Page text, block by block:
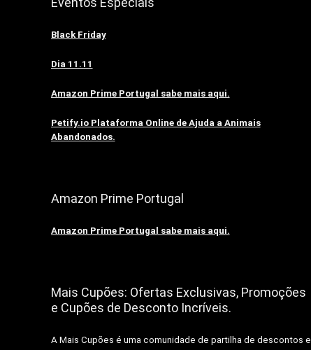
Black Friday
Dia 11.11
Amazon Prime Portugal sabe mais aqui.
Petify.io Plataforma Online de Ajuda a Animais
Abandonados.
Amazon Prime Portugal
Amazon Prime Portugal sabe mais aqui.
Mais Cupões: Ofertas Exclusivas, Promoções
e Cupões de Desconto Incríveis.
A Mais Cupões é uma comunidade de partilha de descontos e